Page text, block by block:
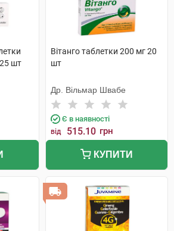
25 шт
Вітанго таблетки 200 мг 20
шт
Др. Вільмар Швабе
Є в наявності
від 515.10 грн
КУПИТИ